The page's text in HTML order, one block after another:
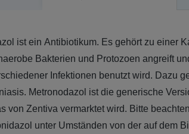
ist ein Antibiotikum. Es gehört zu einer
Bakterien und Protozoen angreift
Infektionen benutzt wird. Dazu
Metronodazol ist die generische
von Zentiva vermarktet wird. Bitte
unter Umständen von der auf dem